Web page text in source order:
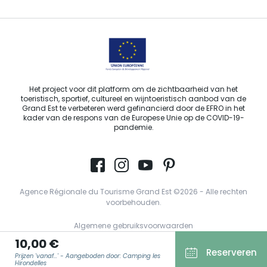
10,00 €
Prijzen 'vanaf...' - Aangeboden door: Camping les
Hirondelles
Reserveren
Het project voor dit platform om de zichtbaarheid van het
toeristisch, sportief, cultureel en wijntoeristisch aanbod van de
Grand Est te verbeteren werd gefinancierd door de EFRO in het
kader van de respons van de Europese Unie op de COVID-19-
pandemie.
Agence Régionale du Tourisme Grand Est ©2026 - Alle rechten
voorbehouden.
Algemene gebruiksvoorwaarden
Privacyverklaring